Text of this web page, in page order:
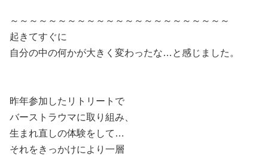
～～～～～～～～～～～～～～～～～～～～～～～
起きてすぐに
自分の中の何かが大きく変わったな…と感じました。
昨年参加したリトリートで
バーストラウマに取り組み、
生まれ直しの体験をして…
それをきっかけにより一層